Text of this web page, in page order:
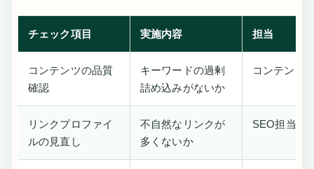
チェック項目 実施内容 担当
コンテンツの品質
確認
キーワードの過剰
詰め込みがないか
コンテンツ
リンクプロファイ
ルの見直し
不自然なリンクが
多くないか
SEO担当